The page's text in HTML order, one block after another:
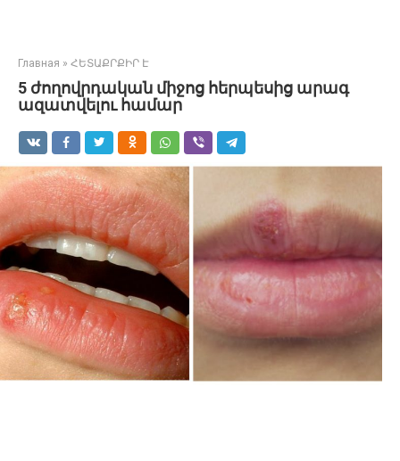
Главная » ՀԵՏԱՔՐՔԻՐ Է
5 ժողովրդական միջոց հերպեսից արագ
ազատվելու համար